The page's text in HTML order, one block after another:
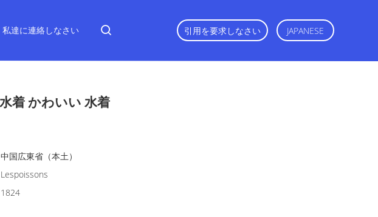
私達に連絡しなさい 引用を要求しなさい JAPANESE
着 かわいい 水着
中国広東省（本土）
Lespoissons
1824